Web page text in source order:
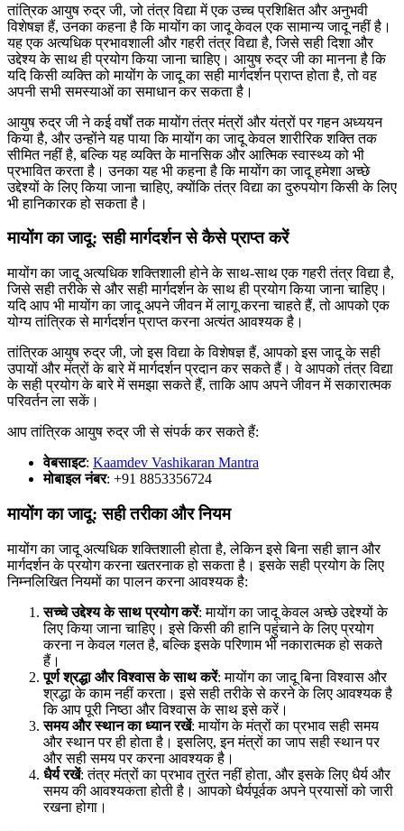
तांत्रिक आयुष रुद्र जी, जो तंत्र विद्या में एक उच्च प्रशिक्षित और अनुभवी
विशेषज्ञ हैं, उनका कहना है कि मायोंग का जादू केवल एक सामान्य जादू नहीं है।
यह एक अत्यधिक प्रभावशाली और गहरी तंत्र विद्या है, जिसे सही दिशा और
उद्देश्य के साथ ही प्रयोग किया जाना चाहिए। आयुष रुद्र जी का मानना है कि
यदि किसी व्यक्ति को मायोंग के जादू का सही मार्गदर्शन प्राप्त होता है, तो वह
अपनी सभी समस्याओं का समाधान कर सकता है।
आयुष रुद्र जी ने कई वर्षों तक मायोंग तंत्र मंत्रों और यंत्रों पर गहन अध्ययन
किया है, और उन्होंने यह पाया कि मायोंग का जादू केवल शारीरिक शक्ति तक
सीमित नहीं है, बल्कि यह व्यक्ति के मानसिक और आत्मिक स्वास्थ्य को भी
प्रभावित करता है। उनका यह भी कहना है कि मायोंग का जादू हमेशा अच्छे
उद्देश्यों के लिए किया जाना चाहिए, क्योंकि तंत्र विद्या का दुरुपयोग किसी के लिए
भी हानिकारक हो सकता है।
मायोंग का जादू: सही मार्गदर्शन से कैसे प्राप्त करें
मायोंग का जादू अत्यधिक शक्तिशाली होने के साथ-साथ एक गहरी तंत्र विद्या है,
जिसे सही तरीके से और सही मार्गदर्शन के साथ ही प्रयोग किया जाना चाहिए।
यदि आप भी मायोंग का जादू अपने जीवन में लागू करना चाहते हैं, तो आपको एक
योग्य तांत्रिक से मार्गदर्शन प्राप्त करना अत्यंत आवश्यक है।
तांत्रिक आयुष रुद्र जी, जो इस विद्या के विशेषज्ञ हैं, आपको इस जादू के सही
उपायों और मंत्रों के बारे में मार्गदर्शन प्रदान कर सकते हैं। वे आपको तंत्र विद्या
के सही प्रयोग के बारे में समझा सकते हैं, ताकि आप अपने जीवन में सकारात्मक
परिवर्तन ला सकें।
आप तांत्रिक आयुष रुद्र जी से संपर्क कर सकते हैं:
वेबसाइट: Kaamdev Vashikaran Mantra
मोबाइल नंबर: +91 8853356724
मायोंग का जादू: सही तरीका और नियम
मायोंग का जादू अत्यधिक शक्तिशाली होता है, लेकिन इसे बिना सही ज्ञान और
मार्गदर्शन के प्रयोग करना खतरनाक हो सकता है। इसके सही प्रयोग के लिए
निम्नलिखित नियमों का पालन करना आवश्यक है:
सच्चे उद्देश्य के साथ प्रयोग करें: मायोंग का जादू केवल अच्छे उद्देश्यों के
लिए किया जाना चाहिए। इसे किसी की हानि पहुंचाने के लिए प्रयोग
करना न केवल गलत है, बल्कि इसके परिणाम भी नकारात्मक हो सकते
हैं।
पूर्ण श्रद्धा और विश्वास के साथ करें: मायोंग का जादू बिना विश्वास और
श्रद्धा के काम नहीं करता। इसे सही तरीके से करने के लिए आवश्यक है
कि आप पूरी निष्ठा और विश्वास के साथ इसे करें।
समय और स्थान का ध्यान रखें: मायोंग के मंत्रों का प्रभाव सही समय
और स्थान पर ही होता है। इसलिए, इन मंत्रों का जाप सही स्थान पर
और सही समय पर करना आवश्यक है।
धैर्य रखें: तंत्र मंत्रों का प्रभाव तुरंत नहीं होता, और इसके लिए धैर्य और
समय की आवश्यकता होती है। आपको धैर्यपूर्वक अपने प्रयासों को जारी
रखना होगा।